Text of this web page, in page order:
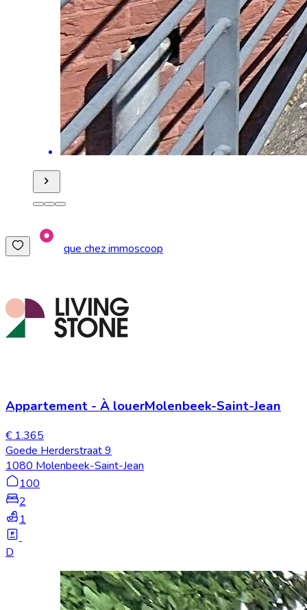
que chez immoscoop
Appartement - À louerMolenbeek-Saint-Jean
€ 1.365
Goede Herderstraat 9
1080 Molenbeek-Saint-Jean
100
2
1
D